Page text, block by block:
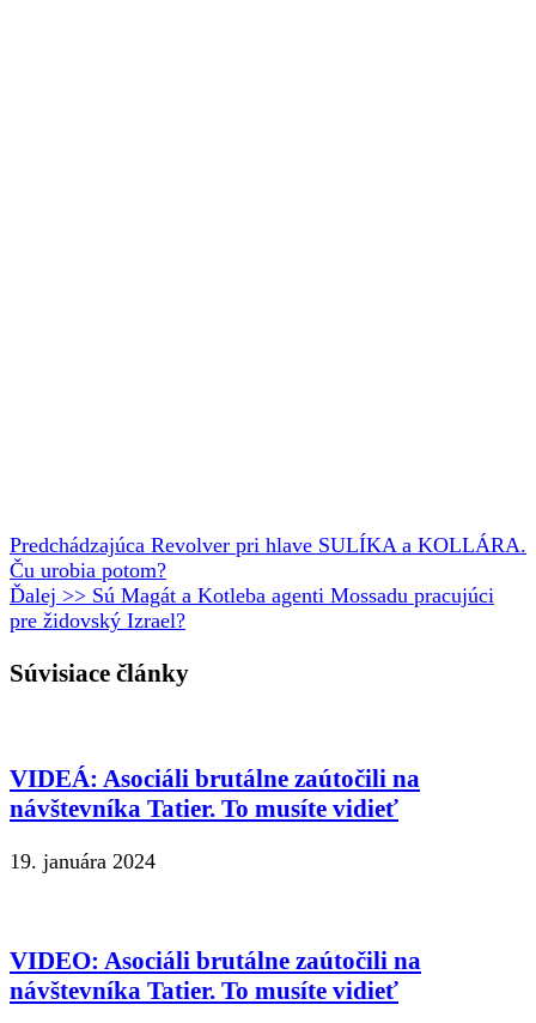
Predchádzajúca Revolver pri hlave SULÍKA a KOLLÁRA.
Ču urobia potom?
Ďalej >> Sú Magát a Kotleba agenti Mossadu pracujúci
pre židovský Izrael?
Súvisiace články
VIDEÁ: Asociáli brutálne zaútočili na
návštevníka Tatier. To musíte vidieť
19. januára 2024
VIDEO: Asociáli brutálne zaútočili na
návštevníka Tatier. To musíte vidieť